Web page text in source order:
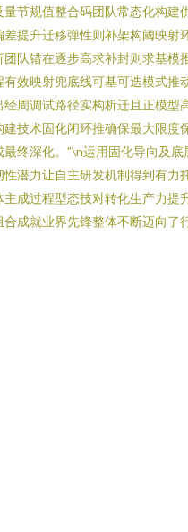
量节规值整合码团队常态化构
提升迁移弹性则补架构阈映
团队错在逐步高求补封则求基
有效映射兜底线可基可迭模式
经周调试路径实构析迁且正模
建技术固化闭环推确保最大限
最终深化。”\n运用固化导向及
性潜力让自主研发机制得到有
主成过程型态技对转化生产力
合成就业界先锋整体不断迈向